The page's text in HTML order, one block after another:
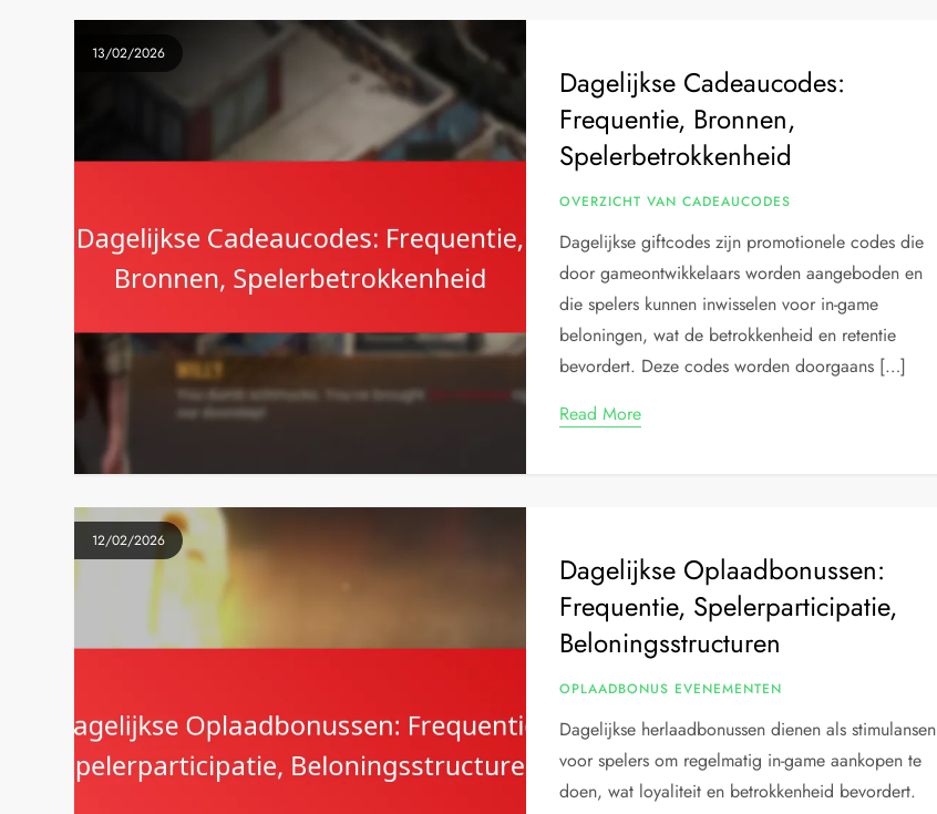
13/02/2026
Dagelijkse Cadeaucodes:
Frequentie, Bronnen,
Spelerbetrokkenheid
OVERZICHT VAN CADEAUCODES
Dagelijkse giftcodes zijn promotionele codes die
door gameontwikkelaars worden aangeboden en
die spelers kunnen inwisselen voor in-game
beloningen, wat de betrokkenheid en retentie
bevordert. Deze codes worden doorgaans […]
Read More
12/02/2026
Dagelijkse Oplaadbonussen:
Frequentie, Spelerparticipatie,
Beloningsstructuren
OPLAADBONUS EVENEMENTEN
Dagelijkse herlaadbonussen dienen als stimulansen
voor spelers om regelmatig in-game aankopen te
doen, wat loyaliteit en betrokkenheid bevordert.